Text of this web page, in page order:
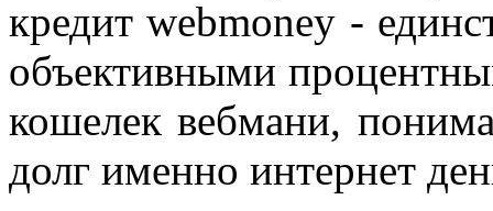
кредит webmoney -
объективными
кошелек вебмани,
долг именно интернет